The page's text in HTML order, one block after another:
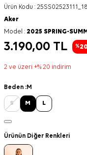
Ürün Kodu :
Aker
Model : 2025 SPRING-
3.190,00 TL %
2 ve üzeri +% 20 indirim
Beden :M
S M L
Ürünün Diğer Renkleri